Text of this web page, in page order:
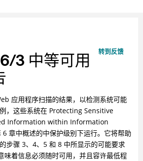
转到反馈
3 中等可用
应用程序扫描的结果，以检测系统可能
，这些系统在 Protecting Sensitive
Information within Information
章中概述的中保护级别下运行。它将帮助
步骤 3、4、5 和 8 中所显示的可能要求
味着信息必须随时可用，并且容许最低程